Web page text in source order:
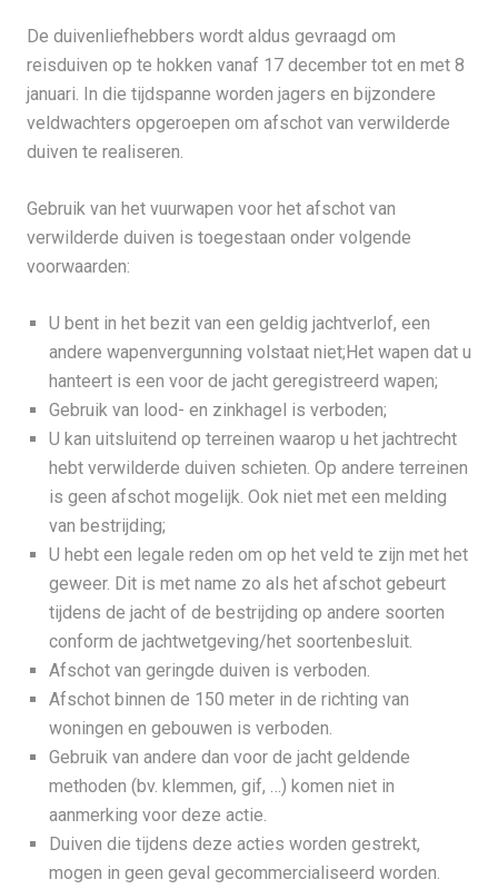
De duivenliefhebbers wordt aldus gevraagd om
reisduiven op te hokken vanaf 17 december tot en met 8
januari. In die tijdspanne worden jagers en bijzondere
veldwachters opgeroepen om afschot van verwilderde
duiven te realiseren.
Gebruik van het vuurwapen voor het afschot van
verwilderde duiven is toegestaan onder volgende
voorwaarden:
U bent in het bezit van een geldig jachtverlof, een
andere wapenvergunning volstaat niet;Het wapen dat u
hanteert is een voor de jacht geregistreerd wapen;
Gebruik van lood- en zinkhagel is verboden;
U kan uitsluitend op terreinen waarop u het jachtrecht
hebt verwilderde duiven schieten. Op andere terreinen
is geen afschot mogelijk. Ook niet met een melding
van bestrijding;
U hebt een legale reden om op het veld te zijn met het
geweer. Dit is met name zo als het afschot gebeurt
tijdens de jacht of de bestrijding op andere soorten
conform de jachtwetgeving/het soortenbesluit.
Afschot van geringde duiven is verboden.
Afschot binnen de 150 meter in de richting van
woningen en gebouwen is verboden.
Gebruik van andere dan voor de jacht geldende
methoden (bv. klemmen, gif, …) komen niet in
aanmerking voor deze actie.
Duiven die tijdens deze acties worden gestrekt,
mogen in geen geval gecommercialiseerd worden.